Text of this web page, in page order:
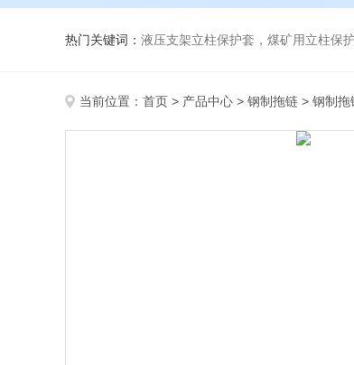
热门关键词： 液压支架立柱保护套，煤矿用立柱保
当前位置： 首页 > 产品中心 > 钢制拖链 > 钢制拖